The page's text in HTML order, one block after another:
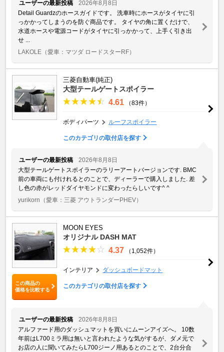
ユーザーの最新投稿
2026年8月8日
Detail Guardzのホースガイドです。 洗車時にホースがタイヤに引
っかかってしまうのを防ぐ商品です。 タイヤの角に置くだけで、
水道ホースや電源コードがタイヤに引っかかって、上手く引き出
せ ...
LAKOLE （愛車：マツダ ロードスターRF）
三菱自動車(純正)
大型テールゲートスポイラー
4.61 （83件）
ボディパーツ ルーフスポイラー
このカテゴリの取付店を探す
ユーザーの最新投稿
2026年8月8日
大型テールゲートスポイラーのラリーアートバージョンです. BMC
前の車両にも付けれるとのことで、ディーラーで購入しました. 差
し色の赤がレッドダイヤモンドに変わったらしいです^ ^
yurikorn （愛車：三菱 アウトランダーPHEV）
この商品の
価格を比較する
MOON EYES
オリジナル DASH MAT
4.37 （1,052件）
インテリア ダッシュボードマット
このカテゴリの取付店を探す
ユーザーの最新投稿
2026年8月8日
アルファード用のダッシュマットを買いにムーンアイズへ。 10数
年前はL700ミラ用は無いと言われたような気がするが、ダメ元で
お店の人に聞いてみたらL700ジーノ用あるとのことで、2台分合